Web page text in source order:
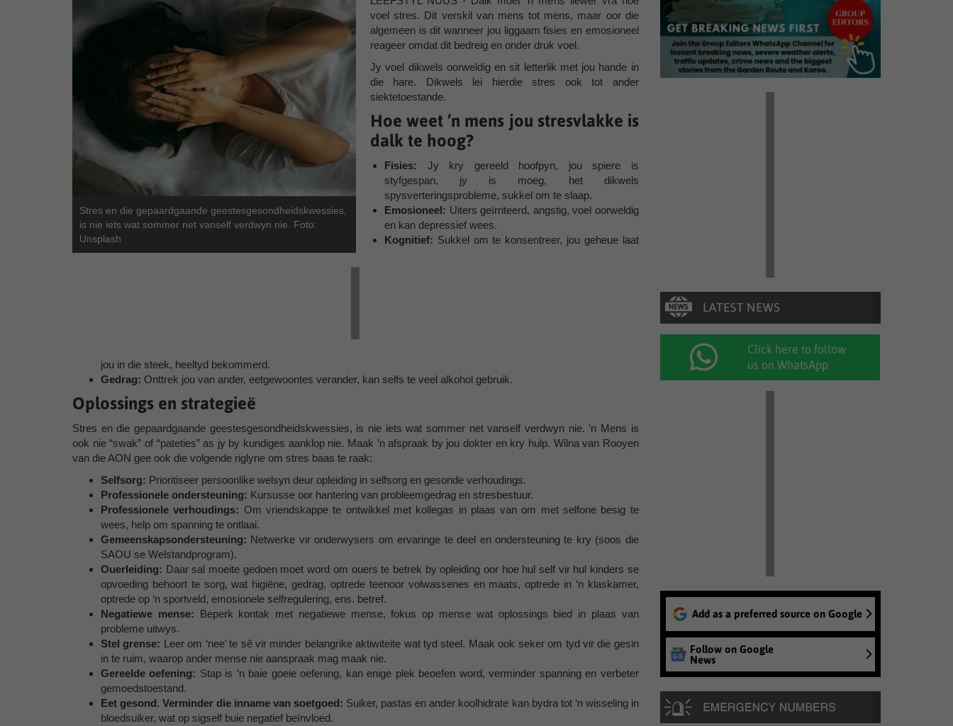
Stres en die gepaardgaande geestesgesondheidskwessies,
is nie iets wat sommer net vanself verdwyn nie. Foto:
Unsplash
voel stres. Dit verskil van mens tot mens, maar oor die
algemeen is dit wanneer jou liggaam fisies en emosioneel
reageer omdat dit bedreig en onder druk voel.
Jy voel dikwels oorweldig en sit letterlik met jou hande in
die hare. Dikwels lei hierdie stres ook tot ander
siektetoestande.
Hoe weet ’n mens jou stresvlakke is
dalk te hoog?
Fisies: Jy kry gereeld hoofpyn, jou spiere is
styfgespan, jy is moeg, het dikwels
spysverteringsprobleme, sukkel om te slaap.
Emosioneel: Uiters geïrriteerd, angstig, voel oorweldig
en kan depressief wees.
Kognitief: Sukkel om te konsentreer, jou geheue laat
jou in die steek, heeltyd bekommerd.
Gedrag: Onttrek jou van ander, eetgewoontes verander, kan selfs te veel alkohol gebruik.
Oplossings en strategieë
Stres en die gepaardgaande geestesgesondheidskwessies, is nie iets wat sommer net vanself verdwyn nie. ’n Mens is
ook nie “swak” of “pateties” as jy by kundiges aanklop nie. Maak ’n afspraak by jou dokter en kry hulp. Wilna van Rooyen
van die AON gee ook die volgende riglyne om stres baas te raak:
Selfsorg: Prioritiseer persoonlike welsyn deur opleiding in selfsorg en gesonde verhoudings.
Professionele ondersteuning: Kursusse oor hantering van probleemgedrag en stresbestuur.
Professionele verhoudings: Om vriendskappe te ontwikkel met kollegas in plaas van om met selfone besig te
wees, help om spanning te ontlaai.
Gemeenskapsondersteuning: Netwerke vir onderwysers om ervaringe te deel en ondersteuning te kry (soos die
SAOU se Welstandprogram).
Ouerleiding: Daar sal moeite gedoen moet word om ouers te betrek by opleiding oor hoe hul self vir hul kinders se
opvoeding behoort te sorg, wat higiëne, gedrag, optrede teenoor volwassenes en maats, optrede in ‘n klaskamer,
optrede op ‘n sportveld, emosionele selfregulering, ens. betref.
Negatiewe mense: Beperk kontak met negatiewe mense, fokus op mense wat oplossings bied in plaas van
probleme uitwys.
Stel grense: Leer om ‘nee’ te sê vir minder belangrike aktiwiteite wat tyd steel. Maak ook seker om tyd vir die gesin
in te ruim, waarop ander mense nie aanspraak mag maak nie.
Gereelde oefening: Stap is ‘n baie goeie oefening, kan enige plek beoefen word, verminder spanning en verbeter
gemoedstoestand.
Eet gesond. Verminder die inname van soetgoed: Suiker, pastas en ander koolhidrate kan bydra tot ‘n wisseling in
bloedsuiker, wat op sigself buie negatief beïnvloed.
Click here to follow
us on WhatsApp
Add as a preferred source on Google
Follow on Google
News